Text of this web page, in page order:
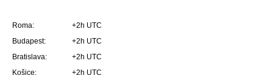
Roma:
+2h UTC
Budapest:
+2h UTC
Bratislava:
+2h UTC
Košice:
+2h UTC